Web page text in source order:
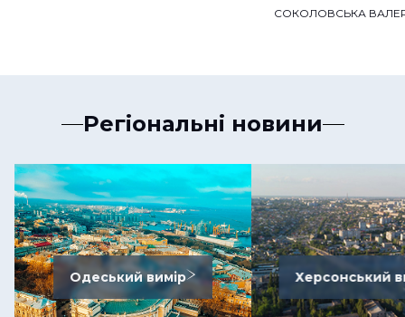
СОКОЛОВСЬКА
Регіональні новини
Одеський вимір Херсонський